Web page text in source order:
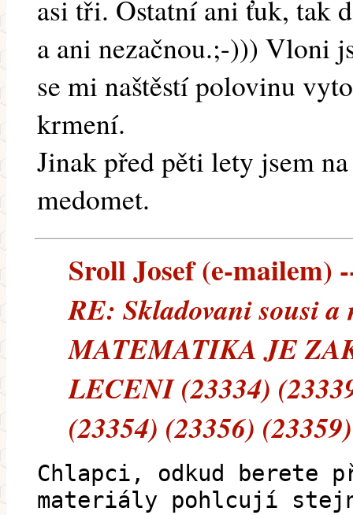
asi tři. Ostatní ani ťuk, tak
a ani nezačnou.;-))) Vloni
se mi naštěstí polovinu
krmení.
Jinak před pěti lety jsem
medomet.
Sroll Josef (e-mailem)
RE: Skladovani sousi a
MATEMATIKA JE
LECENI (23334)
(23354) (23356)
Chlapci, odkud berete
materiály pohlcují